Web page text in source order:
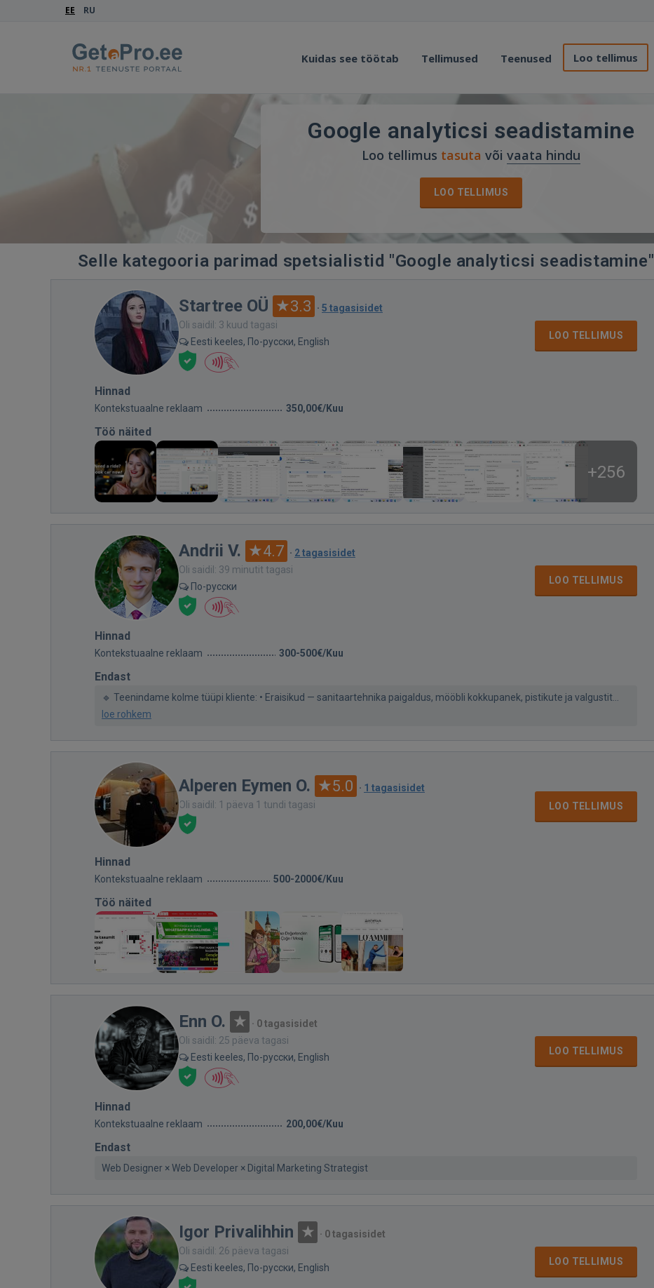
EE RU
Kuidas see töötab Tellimused Teenused Loo tellimus
Google analyticsi seadistamine
Loo tellimus tasuta või vaata hindu
LOO TELLIMUS
Selle kategooria parimad spetsialistid "Google analyticsi seadistamine"
Startree OÜ 3.3 · 5 tagasisidet
Oli saidil: 3 kuud tagasi
Eesti keeles, По-русски, English
LOO TELLIMUS
Hinnad
Kontekstuaalne reklaam 350,00€/Kuu
Töö näited
+256
Andrii V. 4.7 · 2 tagasisidet
Oli saidil: 39 minutit tagasi
По-русски
LOO TELLIMUS
Hinnad
Kontekstuaalne reklaam 300-500€/Kuu
Endast
🔹 Teenindame kolme tüüpi kliente: • Eraisikud — sanitaartehnika paigaldus, mööbli kokkupanek, pistikute ja valgustit...
loe rohkem
Alperen Eymen O. 5.0 · 1 tagasisidet
Oli saidil: 1 päeva 1 tundi tagasi
LOO TELLIMUS
Hinnad
Kontekstuaalne reklaam 500-2000€/Kuu
Töö näited
Enn O. · 0 tagasisidet
Oli saidil: 25 päeva tagasi
Eesti keeles, По-русски, English
LOO TELLIMUS
Hinnad
Kontekstuaalne reklaam 200,00€/Kuu
Endast
Web Designer × Web Developer × Digital Marketing Strategist
Igor Privalihhin · 0 tagasisidet
Oli saidil: 26 päeva tagasi
Eesti keeles, По-русски, English
LOO TELLIMUS